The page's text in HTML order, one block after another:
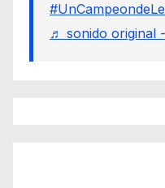
♬ sonido original